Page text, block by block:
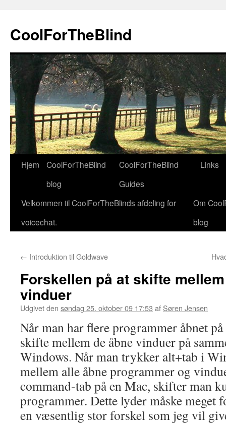
indhold
CoolForTheBlind
Hjem
CoolForTheBlind
blog
CoolForTheBlind
Guides
Links
Velkommen til CoolForTheBlinds afdeling for
voicechat.
Om
blog
← Introduktion til Goldwave
Forskellen på at skifte
vinduer
Udgivet den søndag 25. oktober 09 17:53 af Søren Jensen
Når man har flere programmer åbnet
skifte mellem de åbne vinduer på
Windows. Når man trykker alt+tab i
mellem alle åbne programmer og
command-tab på en Mac, skifter man
programmer. Dette lyder måske meget
en væsentlig stor forskel som jeg vil